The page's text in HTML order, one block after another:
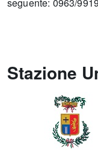
seguente: 0963/
Stazione